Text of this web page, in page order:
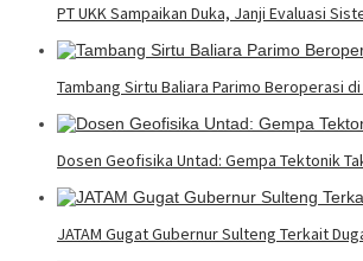
PT UKK Sampaikan Duka, Janji Evaluasi
Tambang Sirtu Baliara Parimo Beroperasi
Dosen Geofisika Untad: Gempa Tektonik
JATAM Gugat Gubernur Sulteng Terkait